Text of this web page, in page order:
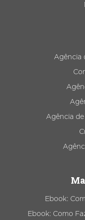
Agência
Agência
Ebook:
Ebook: Como